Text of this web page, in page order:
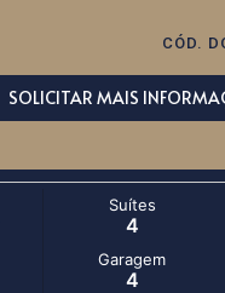
CÓD.
SOLICITAR MAIS
Suítes
4
Garagem
4